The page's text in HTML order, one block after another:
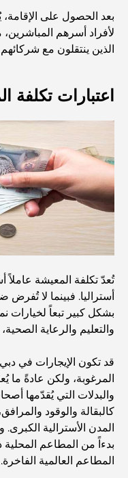
أفضل وجبات الإفطار
مخطط تلال الغاف
منازل متوافقة مع
والانسجام
أفضل شركات تنسيق
أفضل شركات نقل
نخلة جبل علي مقابل
العقارات الأذكياء
اكتشف جزيرة القمر
استكشاف المواقع
أفضل 7 مطاعم في خور دبي لتناول الطعام فيها
بعد الحصول على
لأفراد أسرهم المباشرين،
الذين ينتقلون مع
اعتبارات تكلفة
تُعدّ تكلفة المعيشة عاملاً
أستراليا. فبينما لا
بشكل كبير تبعاً لخيارات
والتعليم والرعاية
قد تكون الإيجارات في
المرغوبة، ولكن عادةً
والبدلات التي يُقدّمها
كالبقالة والوقود
المدن الأسترالية
بدءاً من المطاعم المحلية
المطاعم العالمية الفاخرة.